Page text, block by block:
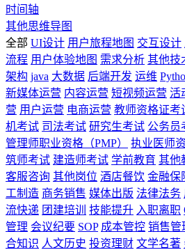
时间轴
其他思维导图
全部 UI设计 用户旅程地图 交互设计
流程 用户体验地图 需求分析 其他技
架构 java 大数据 后端开发 运维
新媒体运营 内容运营 短视频运营 活
营 用户运营 电商运营 教师资格证考
机考试 司法考试 研究生考试 公务员
管理师职业资格（PMP）
执业医师
筑师考试 建造师考试 学前教育 其他
客服咨询 其他岗位 酒店餐饮 金融保
工制造 商务销售 媒体出版 法律法务
流快递 团建培训 技能提升 入职离职
管理 会议纪要 SOP 成本管控 销售管
合知识 人文历史 投资理财 文学名著